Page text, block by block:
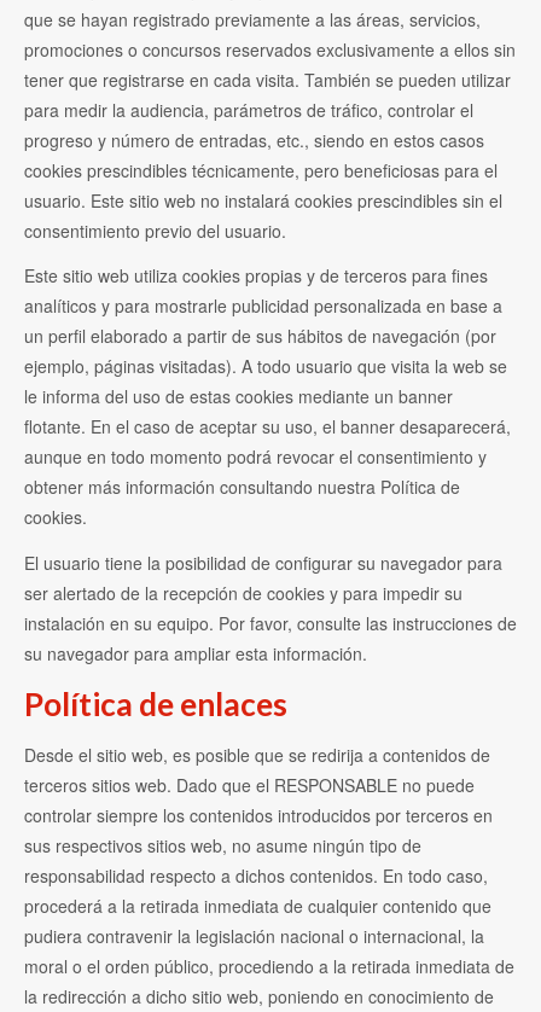
que se hayan registrado previamente a las áreas, servicios,
promociones o concursos reservados exclusivamente a ellos sin
tener que registrarse en cada visita. También se pueden utilizar
para medir la audiencia, parámetros de tráfico, controlar el
progreso y número de entradas, etc., siendo en estos casos
cookies prescindibles técnicamente, pero beneficiosas para el
usuario. Este sitio web no instalará cookies prescindibles sin el
consentimiento previo del usuario.
Este sitio web utiliza cookies propias y de terceros para fines
analíticos y para mostrarle publicidad personalizada en base a
un perfil elaborado a partir de sus hábitos de navegación (por
ejemplo, páginas visitadas). A todo usuario que visita la web se
le informa del uso de estas cookies mediante un banner
flotante. En el caso de aceptar su uso, el banner desaparecerá,
aunque en todo momento podrá revocar el consentimiento y
obtener más información consultando nuestra Política de
cookies.
El usuario tiene la posibilidad de configurar su navegador para
ser alertado de la recepción de cookies y para impedir su
instalación en su equipo. Por favor, consulte las instrucciones de
su navegador para ampliar esta información.
Política de enlaces
Desde el sitio web, es posible que se redirija a contenidos de
terceros sitios web. Dado que el RESPONSABLE no puede
controlar siempre los contenidos introducidos por terceros en
sus respectivos sitios web, no asume ningún tipo de
responsabilidad respecto a dichos contenidos. En todo caso,
procederá a la retirada inmediata de cualquier contenido que
pudiera contravenir la legislación nacional o internacional, la
moral o el orden público, procediendo a la retirada inmediata de
la redirección a dicho sitio web, poniendo en conocimiento de